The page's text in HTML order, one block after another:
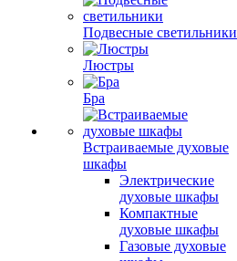
Подвесные светильники
Люстры
Бра
Встраиваемые духовые
шкафы
Электрические
духовые шкафы
Компактные
духовые шкафы
Газовые духовые